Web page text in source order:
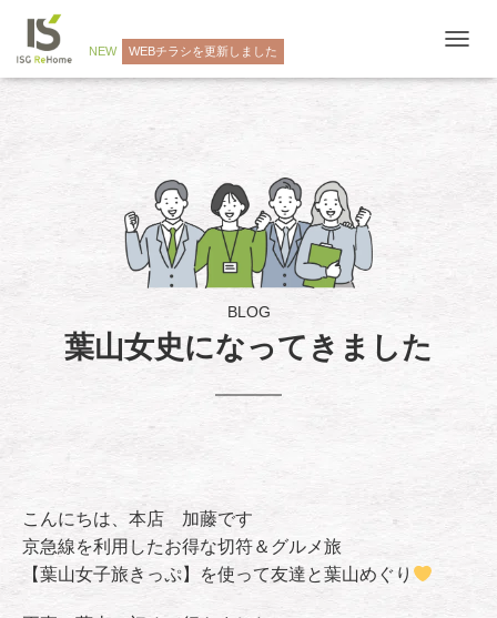
NEW WEBチラシを更新しました
ビ
葉山女史になってきました
BLOG
こんにちは、本店 加藤です
京急線を利用したお得な切符＆グルメ旅
【葉山女子旅きっぷ】を使って友達と葉山めぐり